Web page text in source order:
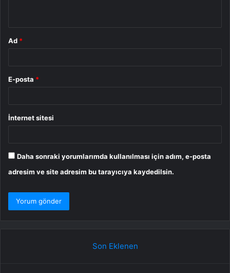
Ad *
E-posta *
İnternet sitesi
Daha sonraki yorumlarımda kullanılması için adım, e-posta
adresim ve site adresim bu tarayıcıya kaydedilsin.
Son Eklenen